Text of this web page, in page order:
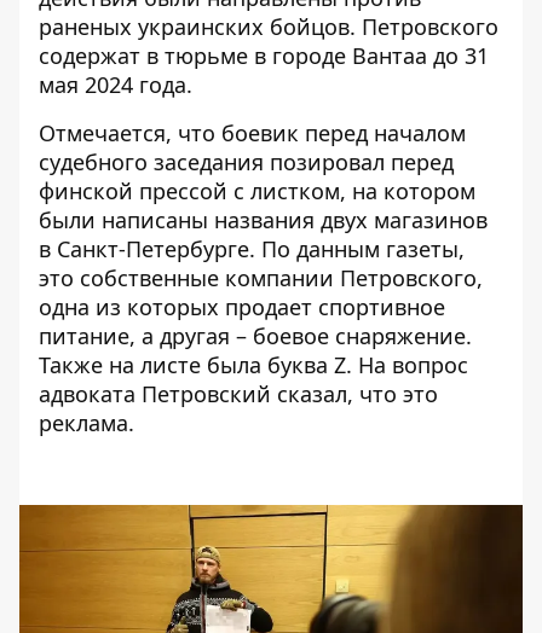
раненых украинских бойцов. Петровского
содержат в тюрьме в городе Вантаа до 31
мая 2024 года.
Отмечается, что боевик перед началом
судебного заседания позировал перед
финской прессой с листком, на котором
были написаны названия двух магазинов
в Санкт-Петербурге. По данным газеты,
это собственные компании Петровского,
одна из которых продает спортивное
питание, а другая – боевое снаряжение.
Также на листе была буква Z. На вопрос
адвоката Петровский сказал, что это
реклама.